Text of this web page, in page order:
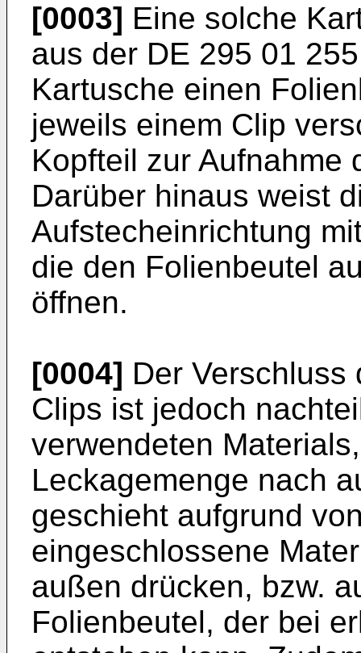
[0003] Eine solche
aus der DE 295 01
Kartusche einen
jeweils einem Clip
Kopfteil zur Aufnahme
Darüber hinaus weist
Aufstecheinrichtung
die den Folienbeutel
öffnen.
[0004] Der Verschluss
Clips ist jedoch
verwendeten
Leckagemenge nach
geschieht aufgrund
eingeschlossene
außen drücken, bzw.
Folienbeutel, der bei